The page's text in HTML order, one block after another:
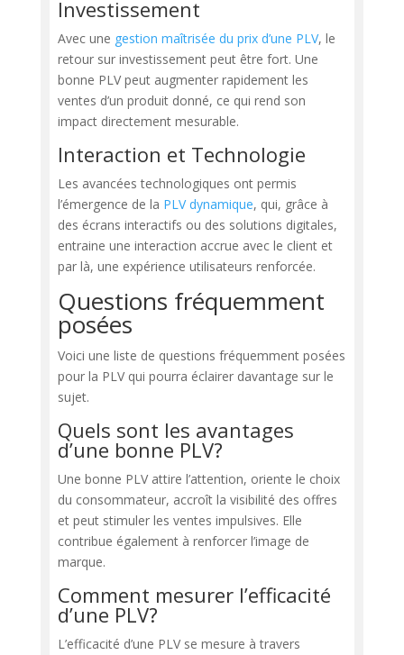
Investissement
Avec une gestion maîtrisée du prix d’une PLV, le
retour sur investissement peut être fort. Une
bonne PLV peut augmenter rapidement les
ventes d’un produit donné, ce qui rend son
impact directement mesurable.
Interaction et Technologie
Les avancées technologiques ont permis
l’émergence de la PLV dynamique, qui, grâce à
des écrans interactifs ou des solutions digitales,
entraine une interaction accrue avec le client et
par là, une expérience utilisateurs renforcée.
Questions fréquemment
posées
Voici une liste de questions fréquemment posées
pour la PLV qui pourra éclairer davantage sur le
sujet.
Quels sont les avantages
d’une bonne PLV?
Une bonne PLV attire l’attention, oriente le choix
du consommateur, accroît la visibilité des offres
et peut stimuler les ventes impulsives. Elle
contribue également à renforcer l’image de
marque.
Comment mesurer l’efficacité
d’une PLV?
L’efficacité d’une PLV se mesure à travers